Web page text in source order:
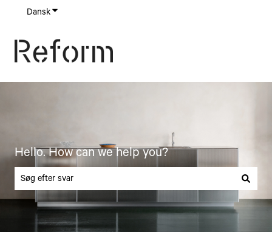
DanskVis undermenu for oversættelser
Hello. How can we help you?
Der er ingen forslag, da søgefeltet er tomt.